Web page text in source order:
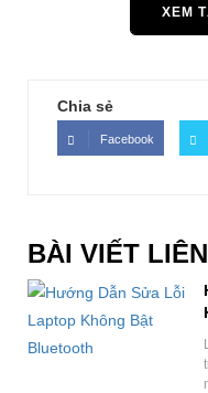
XEM
Chia sẻ
Facebook
BÀI VIẾT